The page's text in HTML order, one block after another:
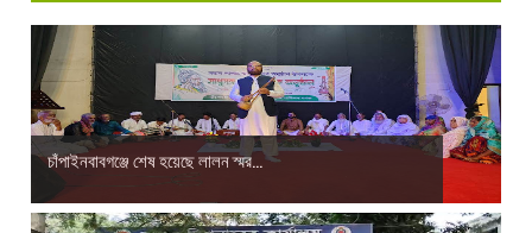
চাঁপাইনবাবগঞ্জে শেষ হয়েছে লালন স্মর...